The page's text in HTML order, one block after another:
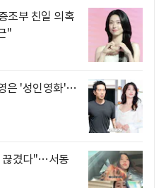
조부 친일 의혹
"
은 '성인영화'…
끊겼다"…서동